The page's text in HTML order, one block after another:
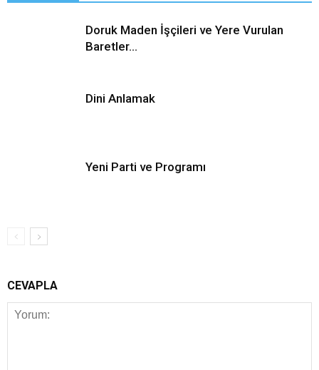
Doruk Maden İşçileri ve Yere Vurulan
Baretler…
Dini Anlamak
Yeni Parti ve Programı
CEVAPLA